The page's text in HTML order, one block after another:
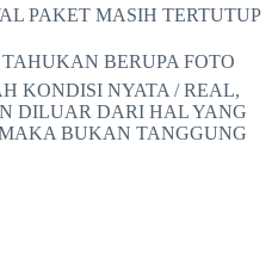
PAKET MASIH TERTUTUP
BERUPA FOTO
KONDISI NYATA / REAL,
DILUAR DARI HAL YANG
BUKAN TANGGUNG